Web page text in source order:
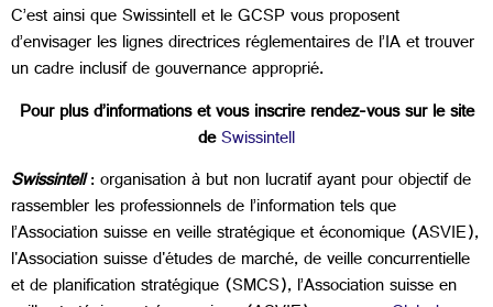
C’est ainsi que Swissintell et le GCSP vous proposent
d’envisager les lignes directrices réglementaires de l’IA et trouver
un cadre inclusif de gouvernance approprié.
Pour plus d’informations et vous inscrire rendez-vous sur le site
deSwissintell
Swissintell: organisation à but non lucratif ayant pour objectif de
rassembler les professionnels de l’information tels que
l’Association suisse en veille stratégique et économique (ASVIE),
l'Association suisse d'études de marché, de veille concurrentielle
et de planification stratégique (SMCS), l’Association suisse en